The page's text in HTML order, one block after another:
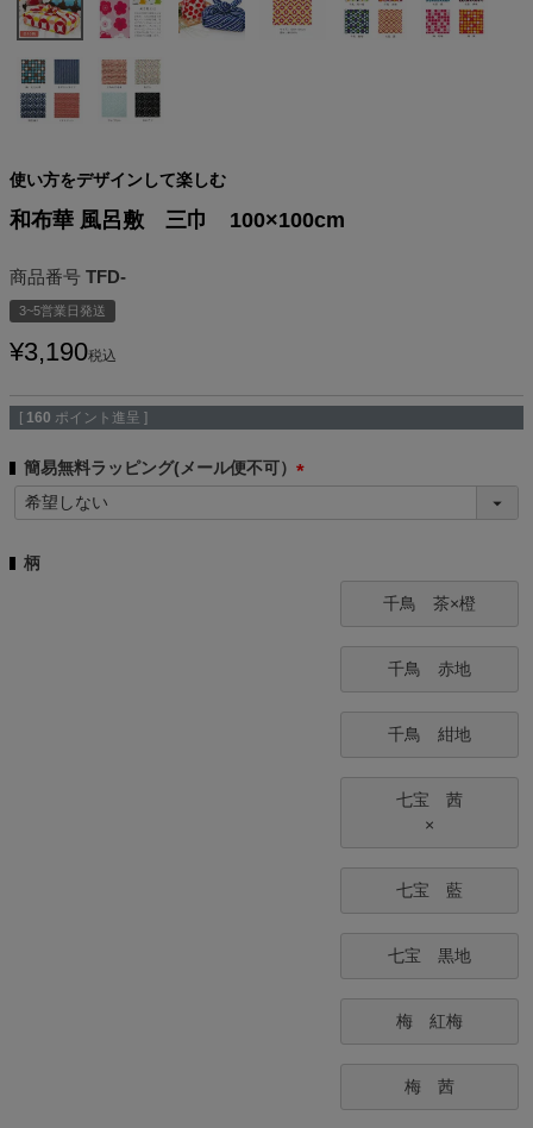
使い方をデザインして楽しむ
和布華 風呂敷 三巾 100×100cm
商品番号 TFD-
3~5営業日発送
¥3,190税込
[ 160 ポイント進呈 ]
簡易無料ラッピング(メール便不可）
必
柄
千鳥 茶×橙
千鳥 赤地
千鳥 紺地
七宝 茜
×
七宝 藍
七宝 黒地
梅 紅梅
梅 茜